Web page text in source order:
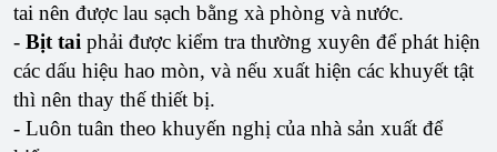
tai nên được lau sạch bằng xà phòng và nước.
- Bịt tai phải được kiểm tra thường xuyên để phát hiện
các dấu hiệu hao mòn, và nếu xuất hiện các khuyết tật
thì nên thay thế thiết bị.
- Luôn tuân theo khuyến nghị của nhà sản xuất để